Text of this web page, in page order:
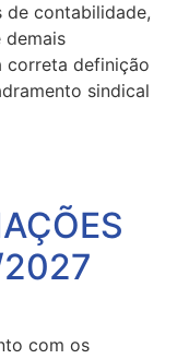
de contabilidade,
demais
correta definição
sindical
com os